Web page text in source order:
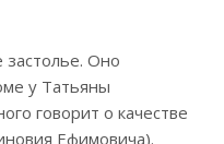
Оно
у Татьяны
говорит о качестве
Ефимовича).